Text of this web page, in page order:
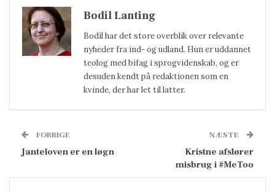
Bodil Lanting
Bodil har det store overblik over relevante
nyheder fra ind- og udland. Hun er uddannet
teolog med bifag i sprogvidenskab, og er
desuden kendt på redaktionen som en
kvinde, der har let til latter.
FORRIGE
Janteloven er en løgn
NÆSTE
Kristne afslører
misbrug i #MeToo